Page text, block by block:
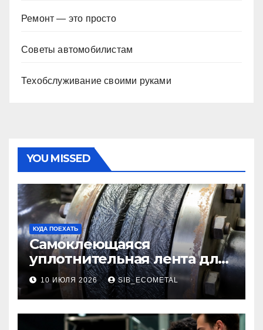
Ремонт — это просто
Советы автомобилистам
Техобслуживание своими руками
YOU MISSED
КУДА ПОЕХАТЬ
Самоклеющаяся
уплотнительная лента для
огнезащиты фланцевых
соединений
10 ИЮЛЯ 2026 SIB_ECOMETAL